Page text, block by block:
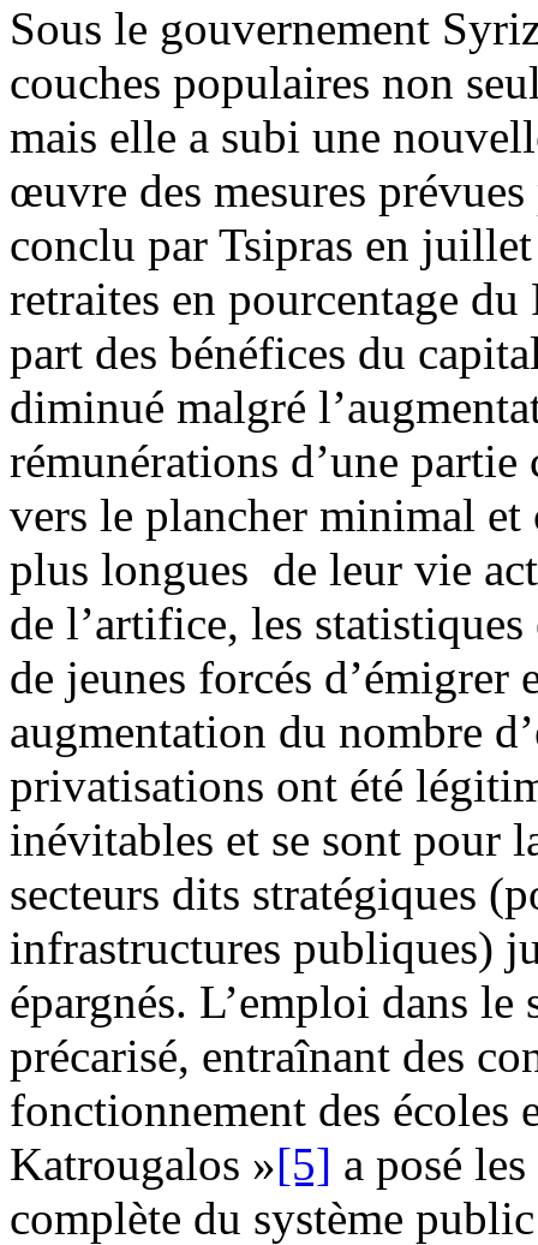
Sous le gouvernement
couches populaires non
mais elle a subi une
œuvre des mesures
conclu par Tsipras en
retraites en pourcentage
part des bénéfices du
diminué malgré
rémunérations d’une
vers le plancher minimal et
plus longues de leur vie
de l’artifice, les
de jeunes forcés d’émigrer
augmentation du nombre
privatisations ont été
inévitables et se sont pour
secteurs dits stratégiques
infrastructures publiques)
épargnés. L’emploi dans
précarisé, entraînant des
fonctionnement des
Katrougalos »[5] a posé
complète du système